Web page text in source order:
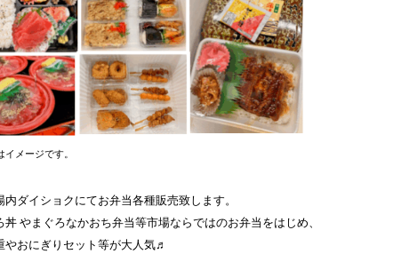
イメージです。
内ダイショクにてお弁当各種販売致します。
丼 やまぐろなかおち弁当等市場ならではのお弁当をはじめ、
やおにぎりセット等が大人気♬